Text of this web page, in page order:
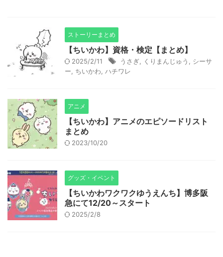
ストーリーまとめ
【ちいかわ】資格・検定【まとめ】
2025/2/11 うさぎ くりまんじゅう
シーサ
ー
ちいかわ ハチワレ
アニメ
【ちいかわ】アニメのエピソードリスト
まとめ
2023/10/20
グッズ・イベント
【ちいかわワクワクゆうえんち】博多阪
急にて12/20～スタート
2025/2/8